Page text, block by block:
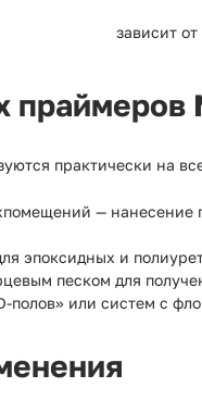
зависит
практически на
— нанесение
эпоксидных и
песком для
полов» или систем с